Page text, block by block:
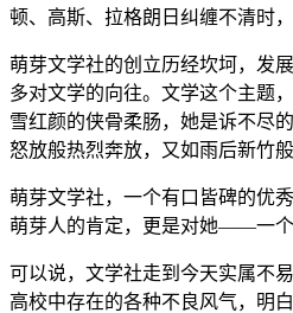
顿、高斯、拉格朗日纠缠不清时
萌芽文学社的创立历经坎坷，发
多对文学的向往。文学这个主题
雪红颜的侠骨柔肠，她是诉不尽
怒放般热烈奔放，又如雨后新竹
萌芽文学社，一个有口皆碑的优
萌芽人的肯定，更是对她——一
可以说，文学社走到今天实属不
高校中存在的各种不良风气，明